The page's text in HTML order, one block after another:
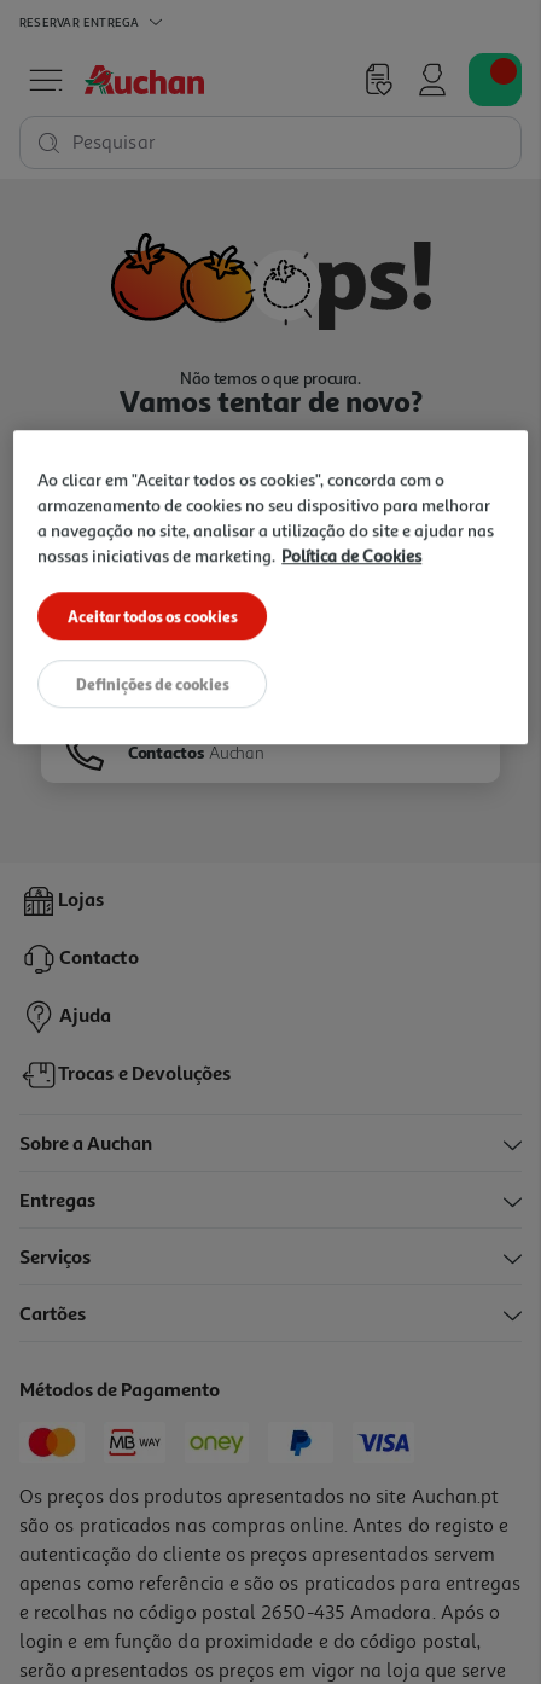
RESERVAR ENTREGA
Pesquisar
Não temos o que procura.
Vamos tentar de novo?
Ir para Homepage
Folhetos
Contactos Auchan
Lojas
Contacto
Ajuda
Trocas e Devoluções
Sobre a Auchan
Entregas
Serviços
Cartões
Métodos de Pagamento
Os preços dos produtos apresentados no site Auchan.pt
são os praticados nas compras online. Antes do registo e
autenticação do cliente os preços apresentados servem
apenas como referência e são os praticados para entregas
e recolhas no código postal 2650-435 Amadora. Após o
login e em função da proximidade e do código postal,
serão apresentados os preços em vigor na loja que serve
Ao clicar em "Aceitar todos os cookies", concorda com o
armazenamento de cookies no seu dispositivo para melhorar
a navegação no site, analisar a utilização do site e ajudar nas
nossas iniciativas de marketing. Política de Cookies
Aceitar todos os cookies
Definições de cookies